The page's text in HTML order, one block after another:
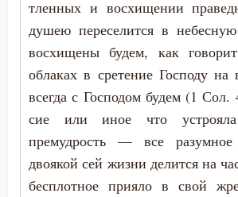
Начальство
Ненависть
Нерадение
Нечувствие
Нищета
тленных и восхищении
душею переселится в
восхищены будем, как
облаках в сретение Господу на
всегда с Господом будем (1
сие или иное что
премудрость — все разумное
двоякой сей жизни делится на
бесплотное прияло в свой